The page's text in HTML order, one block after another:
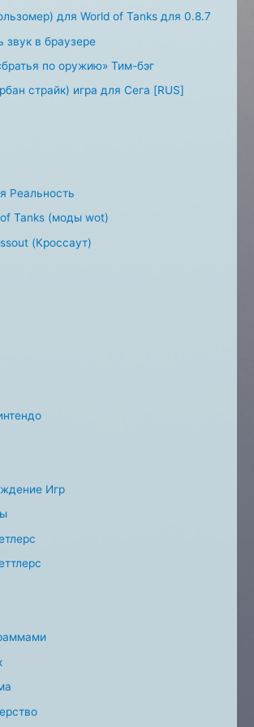
для World of Tanks для 0.8.7
звук в браузере
по оружию» Тим-бэг
страйк) игра для Сега [RUS]
Реальность
Tanks (моды wot)
(Кроссаут)
Игр